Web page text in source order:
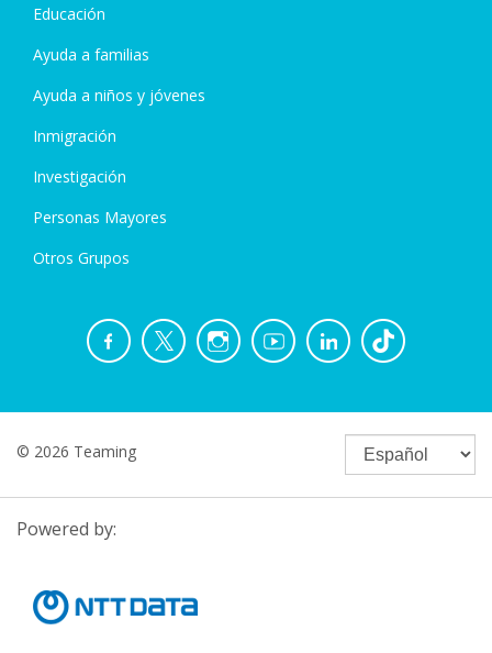
Educación
Ayuda a familias
Ayuda a niños y jóvenes
Inmigración
Investigación
Personas Mayores
Otros Grupos
© 2026 Teaming
Powered by: